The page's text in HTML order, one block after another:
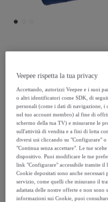
Lidl Trek - Guanti -
15,00 €
30,00 €
-50%
Venduto daSantini Cycling
Veepee rispetta la tua privacy
Accettando, autorizzi Veepee e i suoi
o altri identificatori come SDK, di
personali (come i dati di navigazione,
nel tuo account membro) al fine di
schermo della tua TV) e misurarne le
sull'attività di vendita e a fini di lotta
diversi usi cliccando su "Configurare"
"Continua senza accettare". Le tue
dispositivo. Puoi modificare le tue
link "Configurare" accessibile tramite
Cookie depositati sono anche
servizio, come quelli che misurano il
adattata delle nostre offerte e non sono
informazioni sui Cookie, puoi